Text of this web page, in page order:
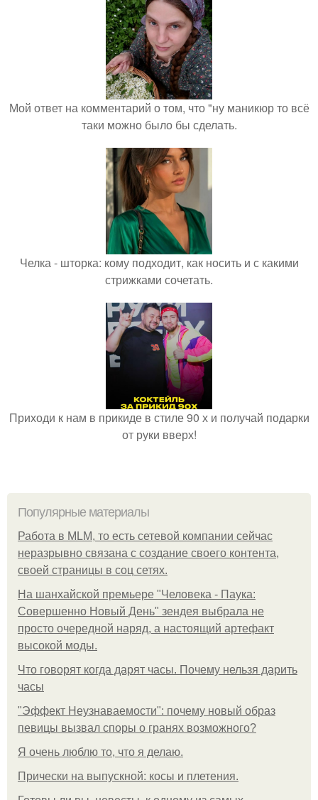
Мой ответ на комментарий о том, что "ну маникюр то всё
таки можно было бы сделать.
Челка - шторка: кому подходит, как носить и с какими
стрижками сочетать.
Приходи к нам в прикиде в стиле 90 х и получай подарки
от руки вверх!
Популярные материалы
Работа в MLM, то есть сетевой компании сейчас
неразрывно связана с создание своего контента,
своей страницы в соц сетях.
На шанхайской премьере "Человека - Паука:
Совершенно Новый День" зендея выбрала не
просто очередной наряд, а настоящий артефакт
высокой моды.
Что говорят когда дарят часы. Почему нельзя дарить
часы
"Эффект Неузнаваемости": почему новый образ
певицы вызвал споры о гранях возможного?
Я очень люблю то, что я делаю.
Прически на выпускной: косы и плетения.